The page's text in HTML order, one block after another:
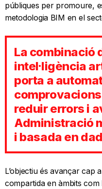
públiques per promoure,
metodologia BIM en el
La combinació
intel·ligència
porta a
reduir errors i
Administració
i basada en
L’objectiu és avançar cap
compartida en àmbits com